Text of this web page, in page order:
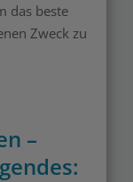
das beste
Zweck zu
–